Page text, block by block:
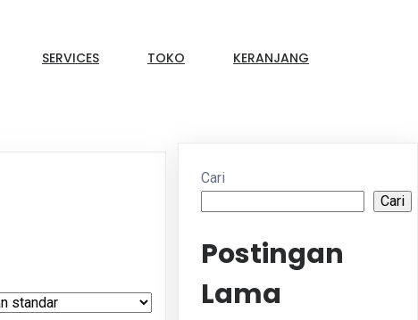
SERVICES TOKO KERANJANG
Cari
Cari
Postingan
Lama